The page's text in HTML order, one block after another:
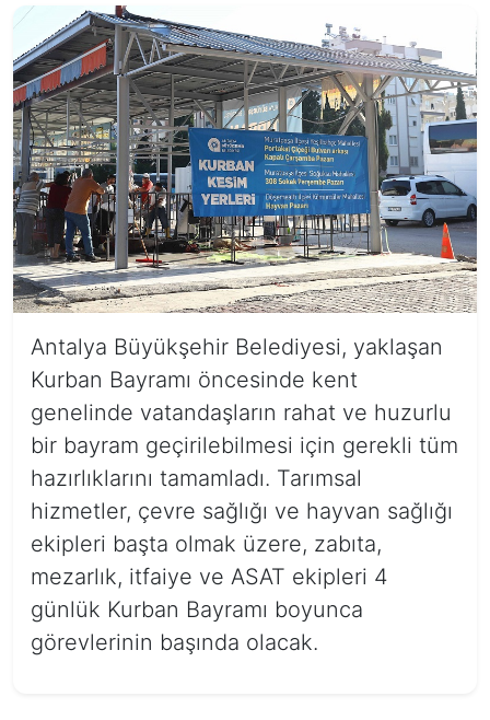
Antalya Büyükşehir Belediyesi, yaklaşan
Kurban Bayramı öncesinde kent
genelinde vatandaşların rahat ve huzurlu
bir bayram geçirilebilmesi için gerekli tüm
hazırlıklarını tamamladı. Tarımsal
hizmetler, çevre sağlığı ve hayvan sağlığı
ekipleri başta olmak üzere, zabıta,
mezarlık, itfaiye ve ASAT ekipleri 4
günlük Kurban Bayramı boyunca
görevlerinin başında olacak.